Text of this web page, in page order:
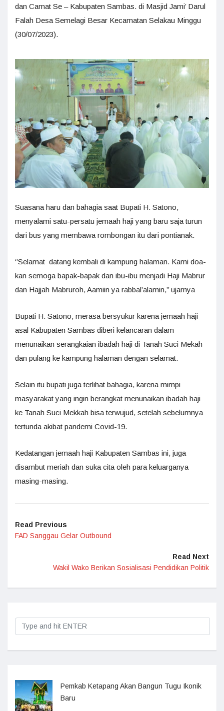
dan Camat Se – Kabupaten Sambas. di Masjid Jami’ Darul
Falah Desa Semelagi Besar Kecamatan Selakau Minggu
(30/07/2023).
Suasana haru dan bahagia saat Bupati H. Satono,
menyalami satu-persatu jemaah haji yang baru saja turun
dari bus yang membawa rombongan itu dari pontianak.
‘’Selamat datang kembali di kampung halaman. Kami doa-
kan semoga bapak-bapak dan ibu-ibu menjadi Haji Mabrur
dan Hajjah Mabruroh, Aamiin ya rabbal’alamin,’’ ujarnya
Bupati H. Satono, merasa bersyukur karena jemaah haji
asal Kabupaten Sambas diberi kelancaran dalam
menunaikan serangkaian ibadah haji di Tanah Suci Mekah
dan pulang ke kampung halaman dengan selamat.
Selain itu bupati juga terlihat bahagia, karena mimpi
masyarakat yang ingin berangkat menunaikan ibadah haji
ke Tanah Suci Mekkah bisa terwujud, setelah sebelumnya
tertunda akibat pandemi Covid-19.
Kedatangan jemaah haji Kabupaten Sambas ini, juga
disambut meriah dan suka cita oleh para keluarganya
masing-masing.
Read Previous
FAD Sanggau Gelar Outbound
Read Next
Wakil Wako Berikan Sosialisasi Pendidikan Politik
Pemkab Ketapang Akan Bangun Tugu Ikonik
Baru